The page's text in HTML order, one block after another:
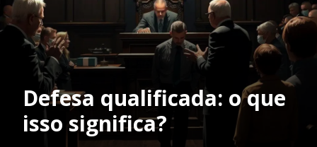
Defesa qualificada: o que
isso significa?